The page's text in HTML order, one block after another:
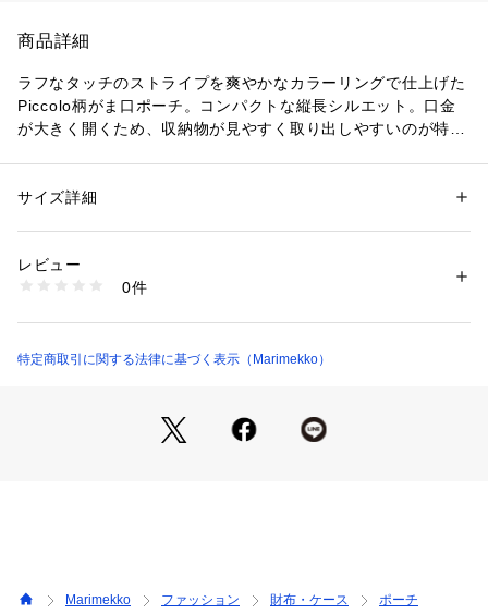
商品詳細
ラフなタッチのストライプを爽やかなカラーリングで仕上げた
Piccolo柄がま口ポーチ。コンパクトな縦長シルエット。口金
が大きく開くため、収納物が見やすく取り出しやすいのが特
性別：レディース
商品番号：
52249473315 （ショップ）
サイズ詳細
レビュー
0件
特定商取引に関する法律に基づく表示（Marimekko）
Marimekko ファッション 財布・ケース
ポーチ